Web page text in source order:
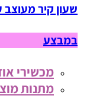
שעון קיר
במבצע
מכשירי
מתנות